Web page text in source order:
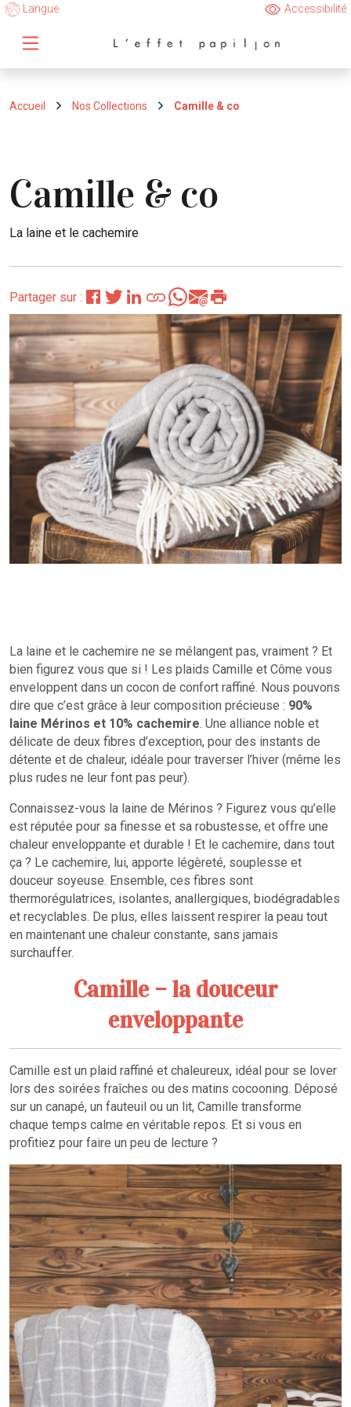
Langue Accessibilité
Accueil Nos Collections Camille & co
Camille & co
La laine et le cachemire
Partager sur :
La laine et le cachemire ne se mélangent pas, vraiment ? Et
bien figurez vous que si ! Les plaids Camille et Côme vous
enveloppent dans un cocon de confort raffiné. Nous pouvons
dire que c’est grâce à leur composition précieuse : 90%
laine Mérinos et 10% cachemire. Une alliance noble et
délicate de deux fibres d’exception, pour des instants de
détente et de chaleur, idéale pour traverser l’hiver (même les
plus rudes ne leur font pas peur).
Connaissez-vous la laine de Mérinos ? Figurez vous qu’elle
est réputée pour sa finesse et sa robustesse, et offre une
chaleur enveloppante et durable ! Et le cachemire, dans tout
ça ? Le cachemire, lui, apporte légèreté, souplesse et
douceur soyeuse. Ensemble, ces fibres sont
thermorégulatrices, isolantes, anallergiques, biodégradables
et recyclables. De plus, elles laissent respirer la peau tout
en maintenant une chaleur constante, sans jamais
surchauffer.
Camille – la douceur
enveloppante
Camille est un plaid raffiné et chaleureux, idéal pour se lover
lors des soirées fraîches ou des matins cocooning. Déposé
sur un canapé, un fauteuil ou un lit, Camille transforme
chaque temps calme en véritable repos. Et si vous en
profitiez pour faire un peu de lecture ?